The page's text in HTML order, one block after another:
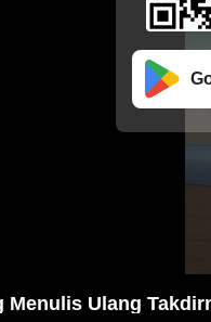
Menulis Ulang